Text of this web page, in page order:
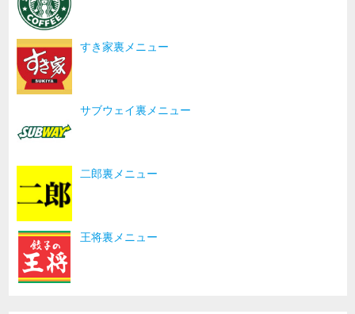
すき家裏メニュー
サブウェイ裏メニュー
二郎裏メニュー
王将裏メニュー